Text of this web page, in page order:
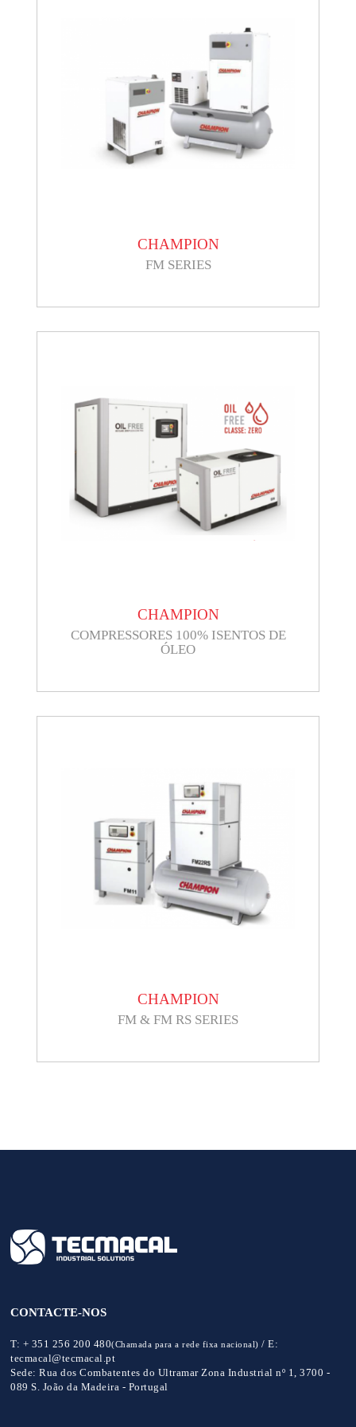
CHAMPION
FM SERIES
CHAMPION
COMPRESSORES 100% ISENTOS DE
ÓLEO
CHAMPION
FM & FM RS SERIES
CONTACTE-NOS
T: + 351 256 200 480(Chamada para a rede fixa nacional) /E:
tecmacal@tecmacal.pt
Sede: Rua dos Combatentes do Ultramar Zona Industrial nº 1, 3700 -
089 S. João da Madeira - Portugal